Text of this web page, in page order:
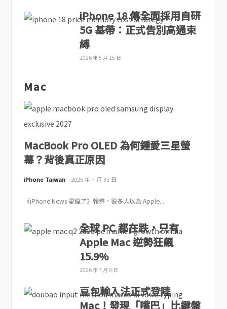
iPhone 18 傳全面採用自研
5G 基帶：正式告別高通束
縛
2026 年 5 月 15 日
Mac
MacBook Pro OLED 為何鍾愛三星螢
幕？背後真正原因
iPhone Taiwan 2026 年 7 月 31 日
《iPhone News 愛瘋了》報導，很多人以為 Apple...
全球 PC 都在跌，只有
Apple Mac 逆勢狂飆
15.9%
2026 年 7 月 9 日
豆包輸入法正式登陸
Mac！發現「嘴巴」比鍵盤